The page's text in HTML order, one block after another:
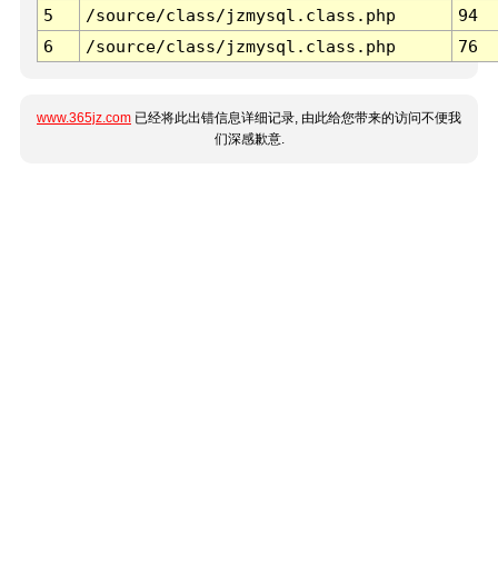
5
/source/class/jzmysql.class.php
94
6
/source/class/jzmysql.class.php 76
www.365jz.com 已经将此出错信息详细记录, 由此给您带来的访问不便我
们深感歉意.